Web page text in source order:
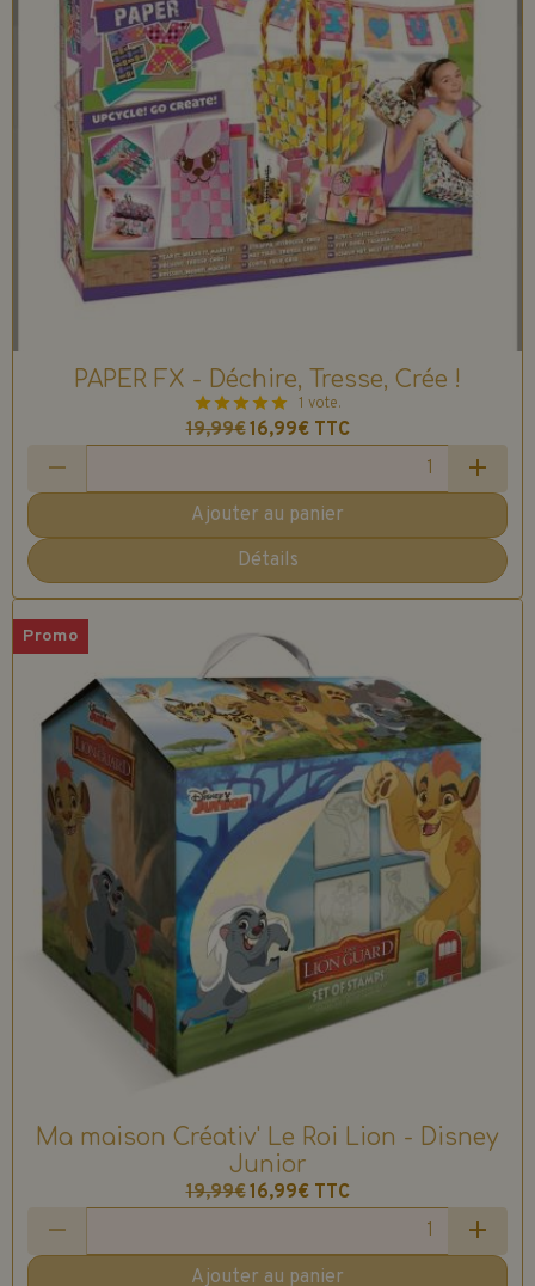
PAPER FX - Déchire, Tresse, Crée !
1 vote.
19,99€16,99€ TTC
Ajouter au panier
Détails
Promo
Ma maison Créativ' Le Roi Lion - Disney
Junior
19,99€16,99€ TTC
Ajouter au panier